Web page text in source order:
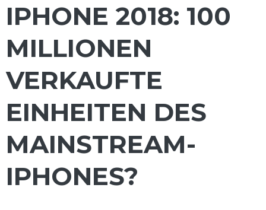
IPHONE 2018: 100
MILLIONEN
VERKAUFTE
EINHEITEN DES
MAINSTREAM-
IPHONES?